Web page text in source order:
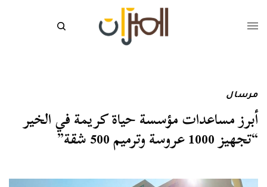
مرسال
أبرز مساعدات مؤسسة حياة كريمة في الخير
“تجهيز 1000 عروسة وترميم 500 شقة”